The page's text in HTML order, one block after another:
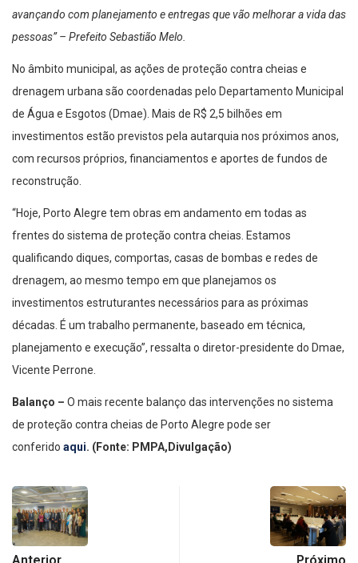
avançando com planejamento e entregas que vão melhorar a vida das
pessoas” – Prefeito Sebastião Melo.
No âmbito municipal, as ações de proteção contra cheias e
drenagem urbana são coordenadas pelo Departamento Municipal
de Água e Esgotos (Dmae). Mais de R$ 2,5 bilhões em
investimentos estão previstos pela autarquia nos próximos anos,
com recursos próprios, financiamentos e aportes de fundos de
reconstrução.
“Hoje, Porto Alegre tem obras em andamento em todas as
frentes do sistema de proteção contra cheias. Estamos
qualificando diques, comportas, casas de bombas e redes de
drenagem, ao mesmo tempo em que planejamos os
investimentos estruturantes necessários para as próximas
décadas. É um trabalho permanente, baseado em técnica,
planejamento e execução”, ressalta o diretor-presidente do Dmae,
Vicente Perrone.
Balanço – O mais recente balanço das intervenções no sistema
de proteção contra cheias de Porto Alegre pode ser
conferido aqui. (Fonte: PMPA,Divulgação)